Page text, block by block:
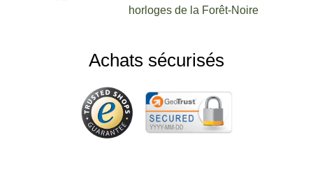
horloges de la Forêt-Noire
Achats sécurisés